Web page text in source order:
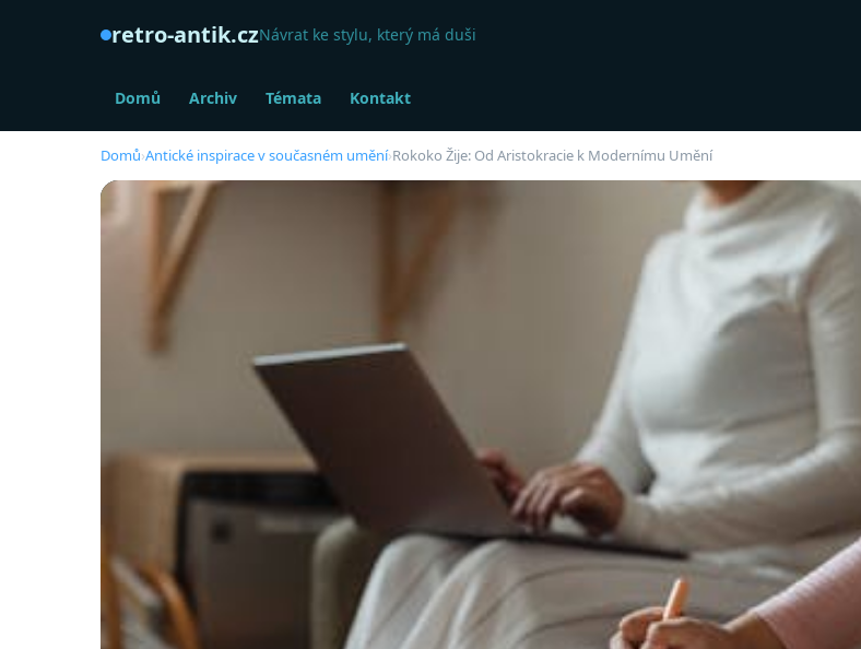
retro-antik.czNávrat ke stylu, který má duši
Domů Archiv Témata Kontakt
Domů›Antické inspirace v současném umění›Rokoko Žije: Od Aristokracie k Modernímu Umění